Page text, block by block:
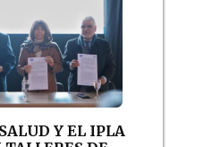
Y EL IPLA